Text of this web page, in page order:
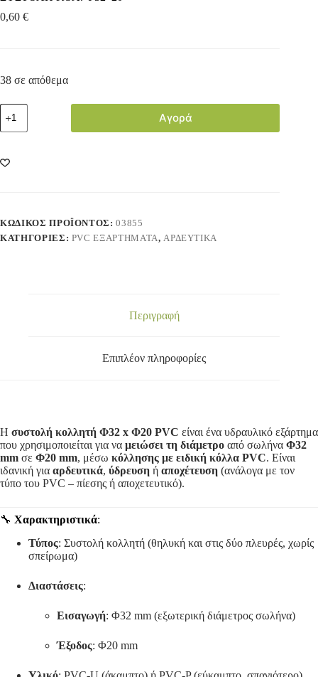
0,60 €
38 σε απόθεμα
Αγορά
ΚΩΔΙΚΌΣ ΠΡΟΪΌΝΤΟΣ:03855
ΚΑΤΗΓΟΡΊΕΣ: PVC ΕΞΑΡΤΗΜΑΤΑ, ΑΡΔΕΥΤΙΚΑ
Περιγραφή
Επιπλέον πληροφορίες
Η συστολή κολλητή Φ32 x Φ20 PVC είναι ένα υδραυλικό εξάρτημα
που χρησιμοποιείται για να μειώσει τη διάμετρο από σωλήνα Φ32
mm σε Φ20 mm, μέσω κόλλησης με ειδική κόλλα PVC. Είναι
ιδανική για αρδευτικά, ύδρευση ή αποχέτευση (ανάλογα με τον
τύπο του PVC – πίεσης ή αποχετευτικό).
🔧 Χαρακτηριστικά:
Τύπος: Συστολή κολλητή (θηλυκή και στις δύο πλευρές, χωρίς
σπείρωμα)
Διαστάσεις:
Εισαγωγή: Φ32 mm (εξωτερική διάμετρος σωλήνα)
Έξοδος: Φ20 mm